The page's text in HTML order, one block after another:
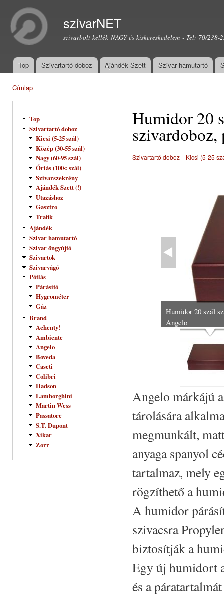
szivarNET
szivarbolt kellék NAGY és kiskereskedelem - Tel: 70/238-
Főmenü
Top Szivartartó doboz Ajándék Szett Szivar hamutartó
Címlap
Top
Szivartartó doboz
Kicsi (5-25 szál)
Közép (30-55 szál)
Nagy (60-95 szál)
Óriás (100< szál)
Szivarszekrény
Ajándék Szett (!)
Utazáshoz
Gasztro
Trafik
Ajándék
Szivar hamutartó
Szivar öngyújtó
Szivartok
Szivarvágó
Pótlás
Párásító
Hygrométer
Gáz
Brand
Achenty!
Ambiente
Angelo
Boveda
Caseti
Colibri
Hadson
Lamborghini
Martin Wess
Passatore
S.T. Dupont
Xikar
Zorr
Humidor 20
Szivartartó doboz Kicsi (5-25
Humidor 20 szál
Angelo
Angelo márkájú
tárolására
megmunkált,
anyaga spanyol
tartalmaz, mely
rögzíthető a
A humidor
szivacsra
biztosítják a
Egy új humidort
és a